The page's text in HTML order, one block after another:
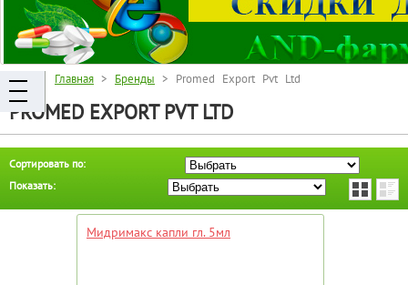
Главная > Бренды > Promed Export Pvt Ltd
PROMED EXPORT PVT LTD
Сортировать по:
Показать:
Мидримакс капли гл. 5мл